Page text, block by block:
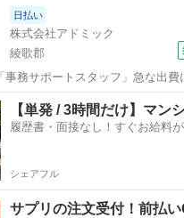
日払い
株式会社アドミック
綾歌郡
事務サポートスタッフ」急な出
履歴書不要のWEB登録！時給
ンク...
一般事務
【単発 / 3時間だけ】マン
履歴書・面接なし！すぐお給料
シェアフル
サプリの注文受付！前払